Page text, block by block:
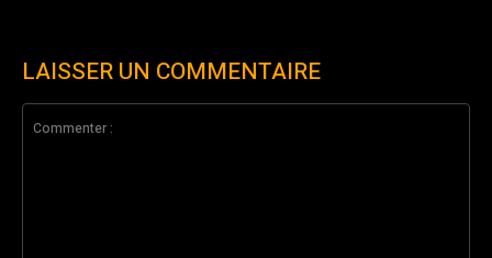
LAISSER UN COMMENTAIRE